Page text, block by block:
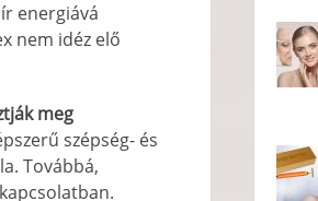
energiává
nem idéz elő
meg
szépség- és
Továbbá,